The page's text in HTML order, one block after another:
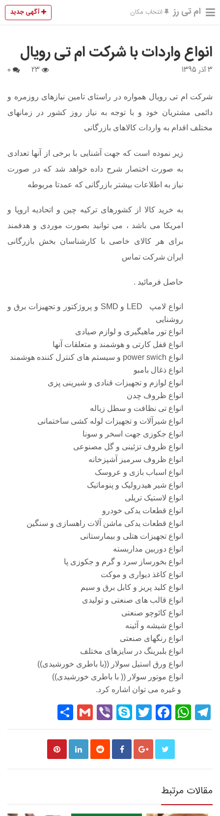
ام تی رز انتخاب مکان آگهی جدید
انواع واردات با شرکت ام تی رویال
3 آذر 1395
شرکت ام تی رویال همواره در راستای تامین نیازهای روزمره و
دائمی مشتریان خود و با توجه به نیاز روز کشور در زمانهای
مختلف اقدام به واردات کالاهای بازرگانی
زیر نموده است که جهت آشنایی با برخی از آنها تعدادی
به صورت اختصار شرح داده خواهد شد که در صورت
نیاز به اطلاعات بیشتر بازرگانی که عمدتا مربوطه
به خرید کالا از کشورهای ترکیه چین و اتحادیه اروپا و
امریکا می باشد ، می توانید بصورت موردی و هدفمند
برای هر کالای خاصی با کارشناسان بخش بازرگانی
ایران شرکت تماس
حاصل فرمائید .
انواع لامپ LED و SMD و پروژکتور و تجهیزات برق و
روشنایی
انواع تور ماهیگیری و لوازم صیادی
انواع قفل کارتی و هوشمند و متعلقات آنها
انواع power swich و سیستم های کنترل کننده هوشمند
انواع ذغال بامبو
انواع لوازم و تجهیزات قنادی و شیرینی پزی
انواع ظروف چدن
انواع تی نظافت و سطل زباله
انواع شیرآلات و تجهیزات لوله کشی ساختمانی
انواع جکوزی جهت اسخر و سونا
انواع ظروف تزئینی و گل مصنوعی
انواع ظروف سرمیز آشپزخانه
انواع اسباب بازی و عروسک
انواع شیر هیدرولیک و پنوماتیک
انواع لاستیک تریلی
انواع قطعات یدکی خودرو
انواع قطعات یدکی ماشن آلات راهسازی و سنگین
انواع تجهیزات هتلی و بیمارستانی
انواع دوربین مداربسته
انواع بخورساز سرد و گرم و جکوزی پا
انواع کاغذ دیواری و موکت
انواع کلید پریز و کابل برق و سیم
انواع قالب های صنعتی و تولیدی
انواع کائوچو صنعتی
انواع شیشه و آئینه
انواع رنگهای صنعتی
انواع بلبرینگ در سایزهای مختلف
انواع ورق استیل سولار ((با باطری خورشیدی))
انواع موتور سولار (( با باطری خورشیدی))
و غیره می توان اشاره کرد.
Telegram
WhatsApp
Facebook
Twitter
Skype
Viber
Gmail
مقالات مرتبط